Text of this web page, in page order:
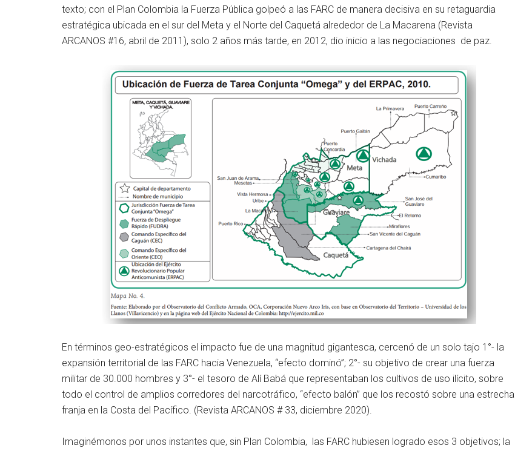
texto; con el Plan Colombia la Fuerza Pública golpeó a las FARC de manera decisiva en su retaguardia
estratégica ubicada en el sur del Meta y el Norte del Caquetá alrededor de La Macarena (Revista
ARCANOS #16, abril de 2011), solo 2 años más tarde, en 2012, dio inicio a las negociaciones de paz.
En términos geo-estratégicos el impacto fue de una magnitud gigantesca, cercenó de un solo tajo 1°- la
expansión territorial de las FARC hacia Venezuela, “efecto dominó”; 2°- su objetivo de crear una fuerza
militar de 30.000 hombres y 3°- el tesoro de Alí Babá que representaban los cultivos de uso ilícito, sobre
todo el control de amplios corredores del narcotráfico, “efecto balón” que los recostó sobre una estrecha
franja en la Costa del Pacífico. (Revista ARCANOS # 33, diciembre 2020).
Imaginémonos por unos instantes que, sin Plan Colombia, las FARC hubiesen logrado esos 3 objetivos; la